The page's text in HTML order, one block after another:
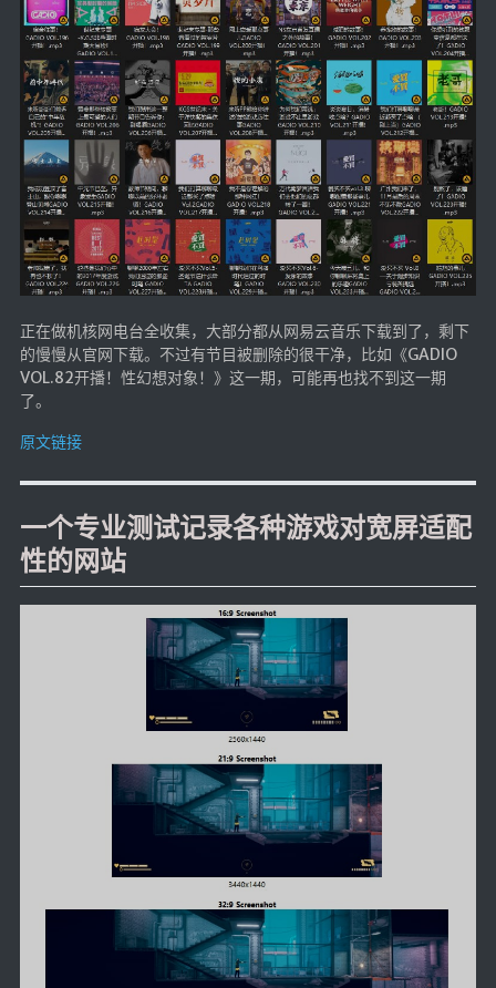
正在做机核网电台全收集，大部分都从网易云音乐下载到了，剩下
的慢慢从官网下载。不过有节目被删除的很干净，比如《GADIO
VOL.82开播！性幻想对象！》这一期，可能再也找不到这一期
了。
原文链接
一个专业测试记录各种游戏对宽屏适配
性的网站
器
随便听听
音乐下载
音乐下载2
音乐播放下载
音乐下载备用一
音乐下载备用二
音乐下载备用三
mv下载
Beats Per Minute
知乎付费文章
Markdown学习
LaTeX公式编辑器
Mathlab教学
乐理学习
Web 技术教程
Greasemonkey学习
ffmpeg学习
VIP资源下载
字帖生成
全历史
发现中国
世界货币
土木类资源下载
找建筑 土木资源